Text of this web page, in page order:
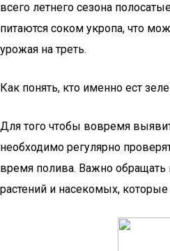
всего летнего сезона
питаются соком укропа, что
урожая на треть.
Как понять, кто именно ест
Для того чтобы вовремя
необходимо регулярно
время полива. Важно обращать
растений и насекомых, которые